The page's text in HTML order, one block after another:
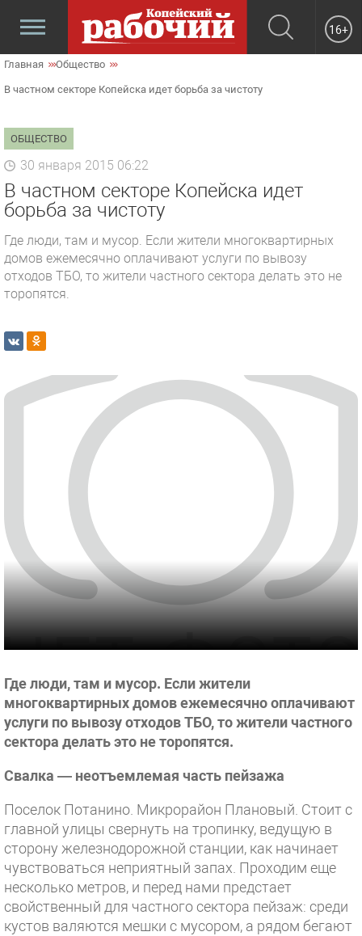
16+
Главная Общество
В частном секторе Копейска идет борьба за чистоту
ОБЩЕСТВО
30 января 2015 06:22
В частном секторе Копейска идет
борьба за чистоту
Где люди, там и мусор. Если жители многоквартирных
домов ежемесячно оплачивают услуги по вывозу
отходов ТБО, то жители частного сектора делать это не
торопятся.
Где люди, там и мусор. Если жители
многоквартирных домов ежемесячно оплачивают
услуги по вывозу отходов ТБО, то жители частного
сектора делать это не торопятся.
Свалка — неотъемлемая часть пейзажа
Поселок Потанино. Микрорайон Плановый. Стоит с
главной улицы свернуть на тропинку, ведущую в
сторону железнодорожной станции, как начинает
чувствоваться неприятный запах. Проходим еще
несколько метров, и перед нами предстает
свойственный для частного сектора пейзаж: среди
кустов валяются мешки с мусором, а рядом бегают